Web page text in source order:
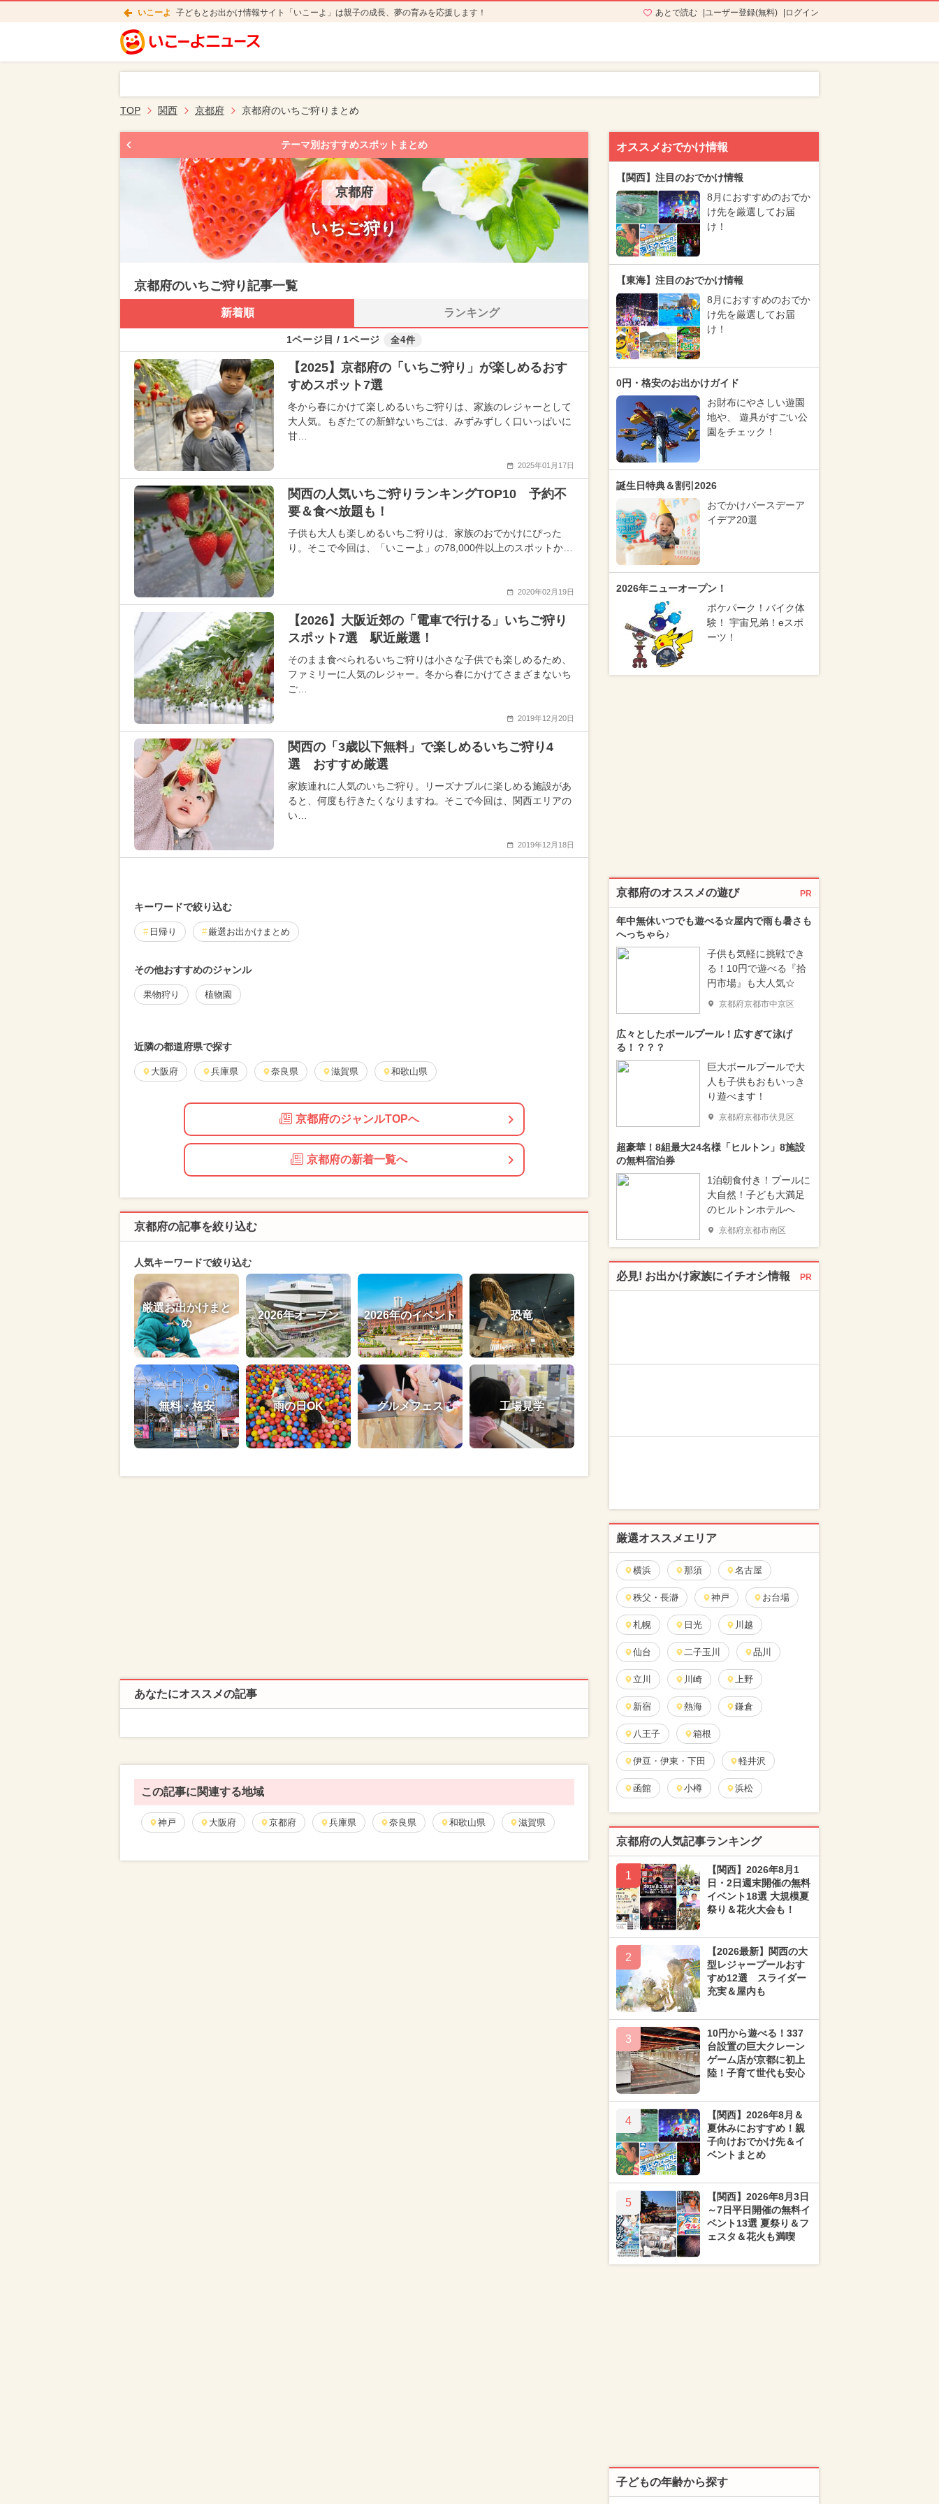
いこーよ 子どもとお出かけ情報サイト「いこーよ」は親子の成長、夢の育みを応援します！ あとで読む ユーザー登録(無料) ログイン
TOP 関西 京都府 京都府のいちご狩りまとめ
テーマ別おすすめスポットまとめ
京都府
いちご狩り
京都府のいちご狩り記事一覧
新着順 ランキング
1ページ目 / 1ページ 全4件
【2025】京都府の「いちご狩り」が楽しめるおす
すめスポット7選
冬から春にかけて楽しめるいちご狩りは、家族のレジャーとして
大人気。もぎたての新鮮ないちごは、みずみずしく口いっぱいに
甘…
2025年01月17日
関西の人気いちご狩りランキングTOP10 予約不
要＆食べ放題も！
子供も大人も楽しめるいちご狩りは、家族のおでかけにぴった
り。そこで今回は、「いこーよ」の78,000件以上のスポットか…
2020年02月19日
【2026】大阪近郊の「電車で行ける」いちご狩り
スポット7選 駅近厳選！
そのまま食べられるいちご狩りは小さな子供でも楽しめるため、
ファミリーに人気のレジャー。冬から春にかけてさまざまないち
ご…
2019年12月20日
関西の「3歳以下無料」で楽しめるいちご狩り4
選 おすすめ厳選
家族連れに人気のいちご狩り。リーズナブルに楽しめる施設があ
ると、何度も行きたくなりますね。そこで今回は、関西エリアの
い…
2019年12月18日
キーワードで絞り込む
日帰り 厳選お出かけまとめ
その他おすすめのジャンル
果物狩り 植物園
近隣の都道府県で探す
大阪府 兵庫県 奈良県 滋賀県 和歌山県
京都府のジャンルTOPへ
京都府の新着一覧へ
京都府の記事を絞り込む
人気キーワードで絞り込む
厳選お出かけまと
め
2026年オープン 2026年のイベント 恐竜
無料・格安 雨の日OK グルメフェス 工場見学
あなたにオススメの記事
この記事に関連する地域
神戸 大阪府 京都府 兵庫県 奈良県 和歌山県 滋賀県
オススメおでかけ情報
【関西】注目のおでかけ情報
8月におすすめのおでか
け先を厳選してお届
け！
【東海】注目のおでかけ情報
8月におすすめのおでか
け先を厳選してお届
け！
0円・格安のお出かけガイド
お財布にやさしい遊園
地や、 遊具がすごい公
園をチェック！
誕生日特典＆割引2026
おでかけバースデーア
イデア20選
2026年ニューオープン！
ポケパーク！バイク体
験！ 宇宙兄弟！eスポ
ーツ！
京都府のオススメの遊び PR
年中無休いつでも遊べる☆屋内で雨も暑さも
へっちゃら♪
子供も気軽に挑戦でき
る！10円で遊べる『拾
円市場』も大人気☆
京都府京都市中京区
広々としたボールプール！広すぎて泳げ
る！？？？
巨大ボールプールで大
人も子供もおもいっき
り遊べます！
京都府京都市伏見区
超豪華！8組最大24名様「ヒルトン」8施設
の無料宿泊券
1泊朝食付き！プールに
大自然！子ども大満足
のヒルトンホテルへ
京都府京都市南区
必見! お出かけ家族にイチオシ情報 PR
厳選オススメエリア
横浜 那須 名古屋
秩父・長瀞 神戸 お台場
札幌 日光 川越
仙台 二子玉川 品川
立川 川崎 上野
新宿 熱海 鎌倉
八王子 箱根
伊豆・伊東・下田 軽井沢
函館 小樽 浜松
京都府の人気記事ランキング
1
【関西】2026年8月1
日・2日週末開催の無料
イベント18選 大規模夏
祭り＆花火大会も！
2
【2026最新】関西の大
型レジャープールおす
すめ12選 スライダー
充実＆屋内も
3
10円から遊べる！337
台設置の巨大クレーン
ゲーム店が京都に初上
陸！子育て世代も安心
4
【関西】2026年8月＆
夏休みにおすすめ！親
子向けおでかけ先＆イ
ベントまとめ
5
【関西】2026年8月3日
～7日平日開催の無料イ
ベント13選 夏祭り＆フ
ェスタ＆花火も満喫
子どもの年齢から探す